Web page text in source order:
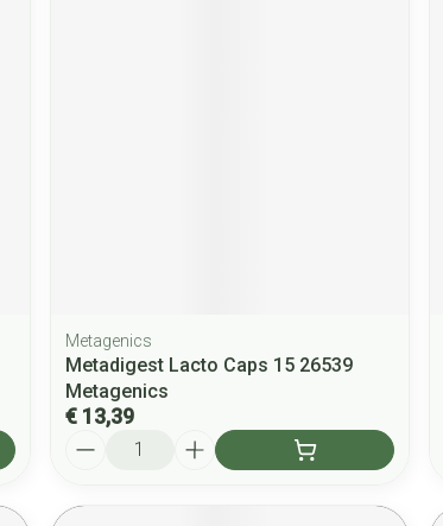
Metagenics
Metadigest Lacto Caps 15 26539
Metagenics
€ 13,39